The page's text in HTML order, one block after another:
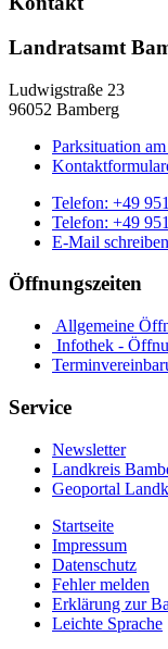
Landratsamt
Ludwigstraße 23
96052 Bamberg
Parksituation
Telefon: +49
Telefon: +49
E-Mail schreiben
Öffnungszeiten
Allgemeine
Infothek -
Service
Newsletter
Landkreis
Geoportal
Startseite
Impressum
Datenschutz
Fehler melden
Erklärung zur
Leichte Sprache